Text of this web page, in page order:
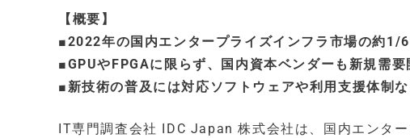
【概要】
■2022年の国内エンタープライズインフラ市場の約1/
■GPUやFPGAに限らず、国内資本ベンダーも新規需
■新技術の普及には対応ソフトウェアや利用支援体制
IT専門調査会社 IDC Japan 株式会社は、国内エンタ